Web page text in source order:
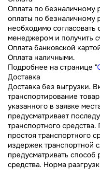
Оплата по безналичному
оплаты по безналичному
необходимо согласовать
менеджером и получить
Оплата банковской
Оплата наличными.
Подробнее на странице "
Доставка
Доставка без выгрузки.
транспортирование
указанного в заявке
предусматривает
транспортного
простоя транспортного
издержек транспортной
предусматривать способ
средства. Норма